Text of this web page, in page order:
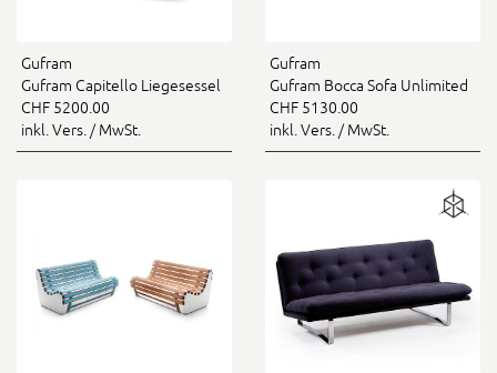
Gufram
Gufram Capitello Liegesessel
CHF 5200.00
inkl. Vers. / MwSt.
Gufram
Gufram Bocca Sofa Unlimited
CHF 5130.00
inkl. Vers. / MwSt.